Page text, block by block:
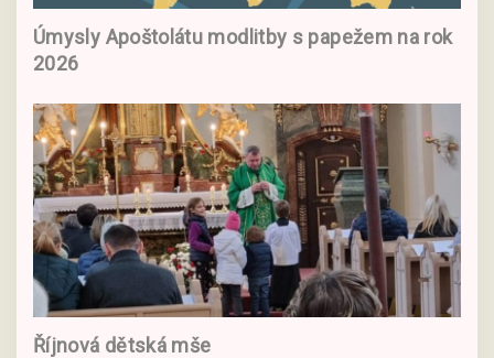
Úmysly Apoštolátu modlitby s papežem na rok
2026
Říjnová dětská mše